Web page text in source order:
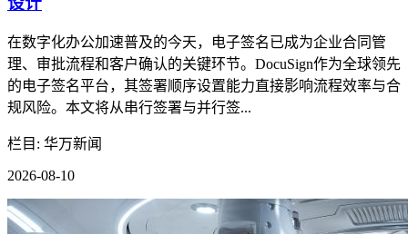
在数字化办公加速普及的今天，电子签名已成为企业合同管
理、审批流程和客户确认的关键环节。DocuSign作为全球领先
的电子签名平台，其签署顺序设置能力直接影响流程效率与合
规风险。本文将从串行签署与并行签...
栏目: 华万新闻
2026-08-10